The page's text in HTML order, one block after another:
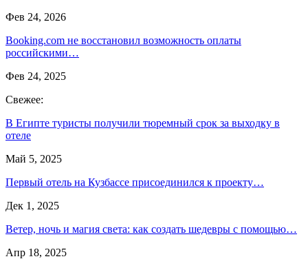
Фев 24, 2026
Booking.com не восстановил возможность оплаты
российскими…
Фев 24, 2025
Свежее:
В Египте туристы получили тюремный срок за выходку в
отеле
Май 5, 2025
Первый отель на Кузбассе присоединился к проекту…
Дек 1, 2025
Ветер, ночь и магия света: как создать шедевры с помощью…
Апр 18, 2025